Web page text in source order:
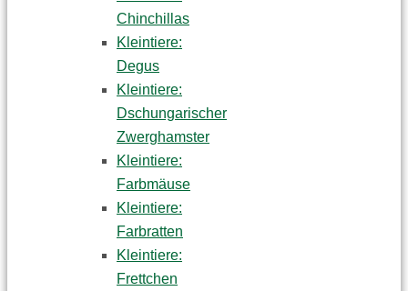
Chinchillas
Kleintiere:
Degus
Kleintiere:
Dschungarischer
Zwerghamster
Kleintiere:
Farbmäuse
Kleintiere:
Farbratten
Kleintiere:
Frettchen